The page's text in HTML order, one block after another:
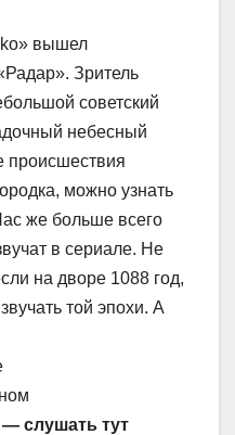
вышел
Зритель
советский
небесный
происшествия
можно узнать
же больше всего
в сериале. Не
на дворе 1088 год,
той эпохи. А
— слушать тут